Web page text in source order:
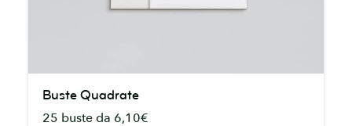
Quadrate
Buste Quadrate
25 buste da 6,10€